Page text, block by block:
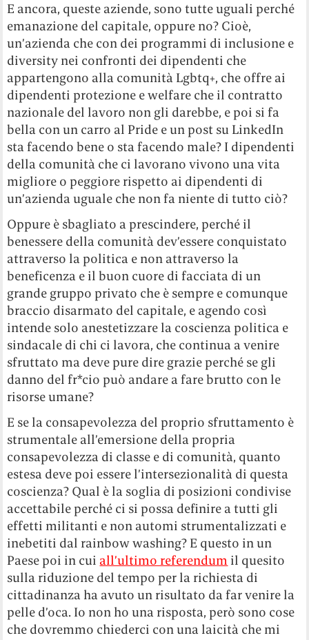
E ancora, queste aziende, sono tutte uguali perché
emanazione del capitale, oppure no? Cioè,
un’azienda che con dei programmi di inclusione e
diversity nei confronti dei dipendenti che
appartengono alla comunità Lgbtq+, che offre ai
dipendenti protezione e welfare che il contratto
nazionale del lavoro non gli darebbe, e poi si fa
bella con un carro al Pride e un post su LinkedIn
sta facendo bene o sta facendo male? I dipendenti
della comunità che ci lavorano vivono una vita
migliore o peggiore rispetto ai dipendenti di
un’azienda uguale che non fa niente di tutto ciò?
Oppure è sbagliato a prescindere, perché il
benessere della comunità dev’essere conquistato
attraverso la politica e non attraverso la
beneficenza e il buon cuore di facciata di un
grande gruppo privato che è sempre e comunque
braccio disarmato del capitale, e agendo così
intende solo anestetizzare la coscienza politica e
sindacale di chi ci lavora, che continua a venire
sfruttato ma deve pure dire grazie perché se gli
danno del fr*cio può andare a fare brutto con le
risorse umane?
E se la consapevolezza del proprio sfruttamento è
strumentale all’emersione della propria
consapevolezza di classe e di comunità, quanto
estesa deve poi essere l’intersezionalità di questa
coscienza? Qual è la soglia di posizioni condivise
accettabile perché ci si possa definire a tutti gli
effetti militanti e non automi strumentalizzati e
inebetiti dal rainbow washing? E questo in un
Paese poi in cui all’ultimo referendum il quesito
sulla riduzione del tempo per la richiesta di
cittadinanza ha avuto un risultato da far venire la
pelle d’oca. Io non ho una risposta, però sono cose
che dovremmo chiederci con una laicità che mi